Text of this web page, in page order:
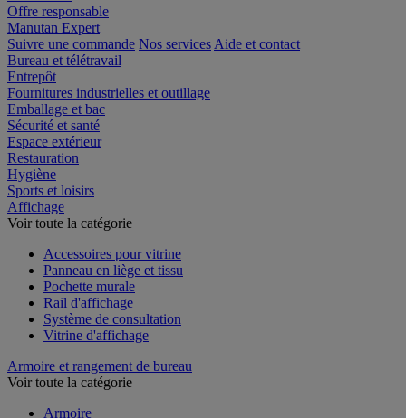
Promotions
Offre responsable
Manutan Expert
Suivre une commande
Bureau et télétravail
Entrepôt
Fournitures industrielles et outillage
Emballage et bac
Sécurité et santé
Espace extérieur
Restauration
Hygiène
Sports et loisirs
Affichage
Accessoires pour vitrine
Panneau en liège et tissu
Pochette murale
Rail d'affichage
Système de consultation
Armoire et rangement de bureau